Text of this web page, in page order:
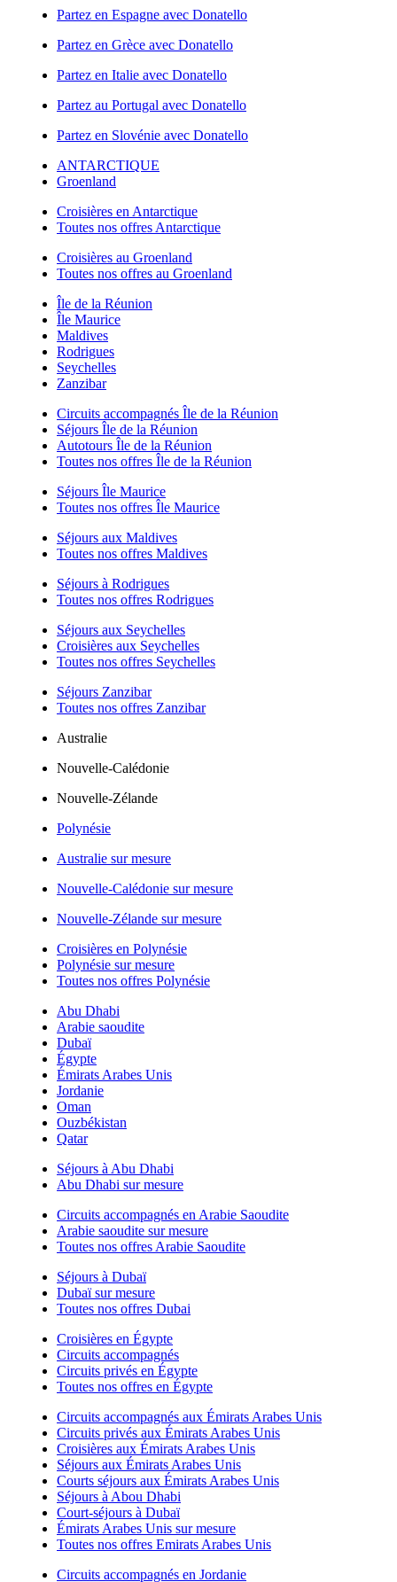
Partez en Espagne avec Donatello
Partez en Grèce avec Donatello
Partez en Italie avec Donatello
Partez au Portugal avec Donatello
Partez en Slovénie avec Donatello
ANTARCTIQUE
Groenland
Croisières en Antarctique
Toutes nos offres Antarctique
Croisières au Groenland
Toutes nos offres au Groenland
Île de la Réunion
Île Maurice
Maldives
Rodrigues
Seychelles
Zanzibar
Circuits accompagnés Île de la Réunion
Séjours Île de la Réunion
Autotours Île de la Réunion
Toutes nos offres Île de la Réunion
Séjours Île Maurice
Toutes nos offres Île Maurice
Séjours aux Maldives
Toutes nos offres Maldives
Séjours à Rodrigues
Toutes nos offres Rodrigues
Séjours aux Seychelles
Croisières aux Seychelles
Toutes nos offres Seychelles
Séjours Zanzibar
Toutes nos offres Zanzibar
Australie
Nouvelle-Calédonie
Nouvelle-Zélande
Polynésie
Australie sur mesure
Nouvelle-Calédonie sur mesure
Nouvelle-Zélande sur mesure
Croisières en Polynésie
Polynésie sur mesure
Toutes nos offres Polynésie
Abu Dhabi
Arabie saoudite
Dubaï
Égypte
Émirats Arabes Unis
Jordanie
Oman
Ouzbékistan
Qatar
Séjours à Abu Dhabi
Abu Dhabi sur mesure
Circuits accompagnés en Arabie Saoudite
Arabie saoudite sur mesure
Toutes nos offres Arabie Saoudite
Séjours à Dubaï
Dubaï sur mesure
Toutes nos offres Dubai
Croisières en Égypte
Circuits accompagnés
Circuits privés en Égypte
Toutes nos offres en Égypte
Circuits accompagnés aux Émirats Arabes Unis
Circuits privés aux Émirats Arabes Unis
Croisières aux Émirats Arabes Unis
Séjours aux Émirats Arabes Unis
Courts séjours aux Émirats Arabes Unis
Séjours à Abou Dhabi
Court-séjours à Dubaï
Émirats Arabes Unis sur mesure
Toutes nos offres Emirats Arabes Unis
Circuits accompagnés en Jordanie